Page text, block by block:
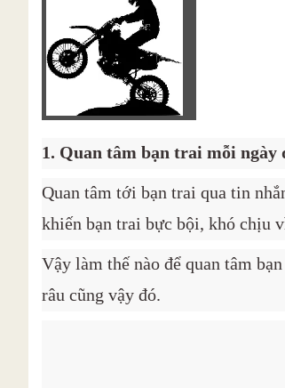
1. Quan tâm bạn trai mỗi ngày
Quan tâm tới bạn trai qua tin
khiến bạn trai bực bội, khó chịu
Vậy làm thế nào để quan tâm
râu cũng vậy đó.